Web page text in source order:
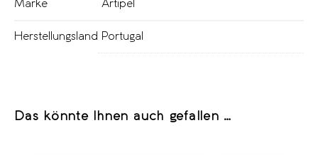
Marke Artipel
Herstellungsland Portugal
Das könnte Ihnen auch gefallen …